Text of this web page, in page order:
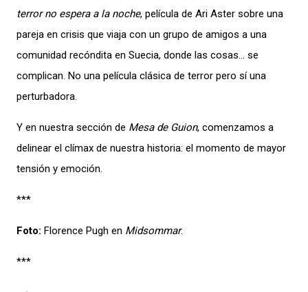
terror no espera a la noche, película de Ari Aster sobre una
pareja en crisis que viaja con un grupo de amigos a una
comunidad recóndita en Suecia, donde las cosas… se
complican. No una película clásica de terror pero sí una
perturbadora.
Y en nuestra sección de Mesa de Guion, comenzamos a
delinear el clímax de nuestra historia: el momento de mayor
tensión y emoción.
***
Foto: Florence Pugh en Midsommar.
***